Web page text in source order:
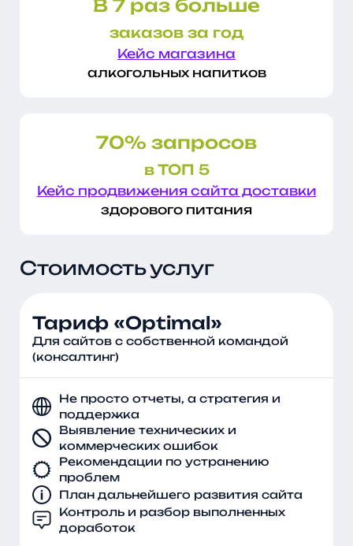
В 7 раз больше
заказов за год
Кейс магазина
алкогольных напитков
70% запросов
в ТОП 5
Кейс продвижения сайта доставки
здорового питания
Стоимость услуг
Тариф «Optimal»
Для сайтов с собственной командой
(консалтинг)
Не просто отчеты, а стратегия и
поддержка
Выявление технических и
коммерческих ошибок
Рекомендации по устранению
проблем
План дальнейшего развития сайта
Контроль и разбор выполненных
доработок